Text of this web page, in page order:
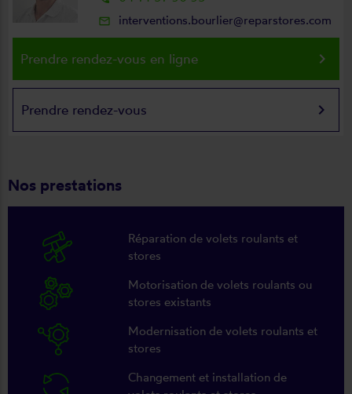
mail_outline interventions.bourlier@reparstores.com
Prendre rendez-vous en ligne keyboard_arrow_right
Prendre rendez-vous keyboard_arrow_right
Nos prestations
Réparation de volets roulants et
stores
Motorisation de volets roulants ou
stores existants
Modernisation de volets roulants et
stores
Changement et installation de